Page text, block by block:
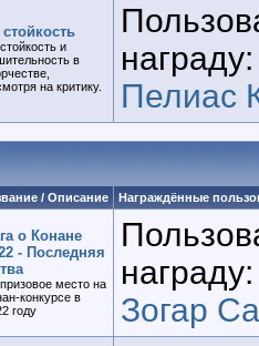
и
в
на критику.
Пелиас
/ Описание Награждённые
о Конане
- Последняя
место на
конкурсе в
году
Зогар